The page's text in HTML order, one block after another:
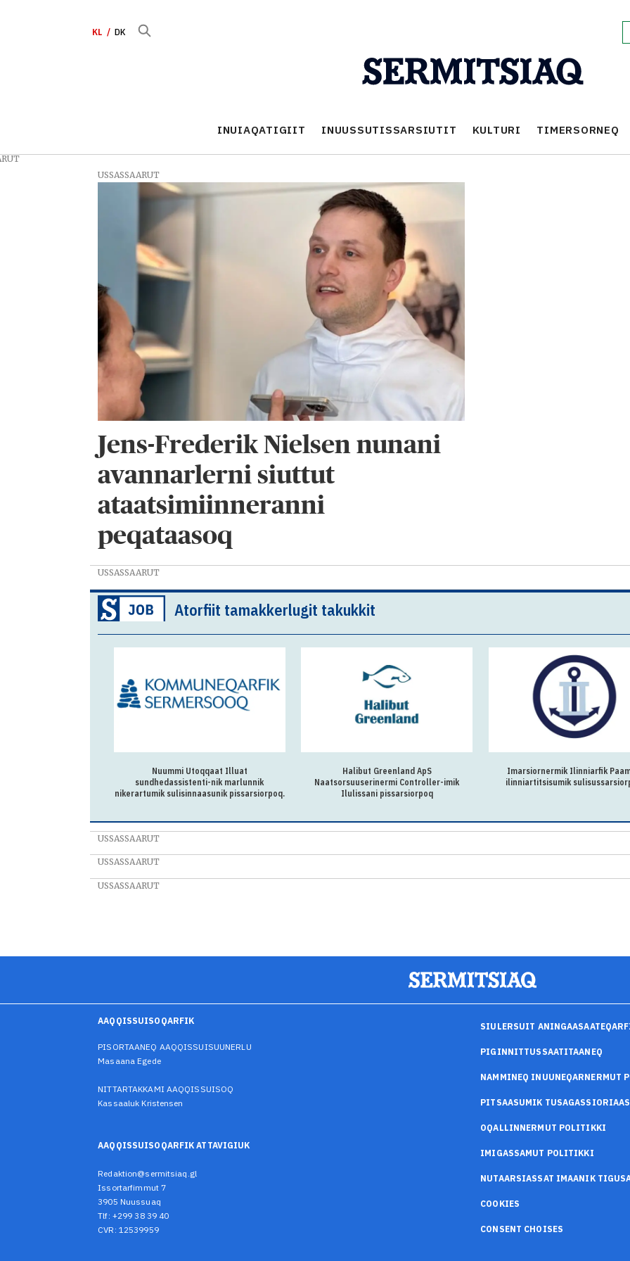
KL DK
INUIAQATIGIIT INUUSSUTISSARSIUTIT KULTURI TIMERSORNEQ
ministerit
ataatsimiinnerat
USSASSAARUT
Jens-Frederik Nielsen nunani
avannarlerni siuttut
ataatsimiinneranni
peqataasoq
USSASSAARUT
Atorfiit tamakkerlugit takukkit
Nuummi Utoqqaat Illuat
sundhedassistenti-nik marlunnik
nikerartumik sulisinnaasunik pissarsiorpoq.
Halibut Greenland ApS
Naatsorsuuserinermi Controller-imik
Ilulissani pissarsiorpoq
Imarsiornermik Ilinniarfik
ilinniartitsisumik
USSASSAARUT
USSASSAARUT
USSASSAARUT
AAQQISSUISOQARFIK
PISORTAANEQ AAQQISSUISUUNERLU
Masaana Egede
NITTARTAKKAMI AAQQISSUISOQ
Kassaaluk Kristensen
AAQQISSUISOQARFIK ATTAVIGIUK
Redaktion@sermitsiaq.gl
Issortarfimmut 7
3905 Nuussuaq
Tlf: +299 38 39 40
CVR: 12539959
SIULERSUIT
PIGINNITTUSSAATITAANEQ
NAMMINEQ INUUNEQARNERMUT
PITSAASUMIK
OQALLINNERMUT POLITIKKI
IMIGASSAMUT POLITIKKI
NUTAARSIASSAT IMAANIK
COOKIES
CONSENT CHOISES